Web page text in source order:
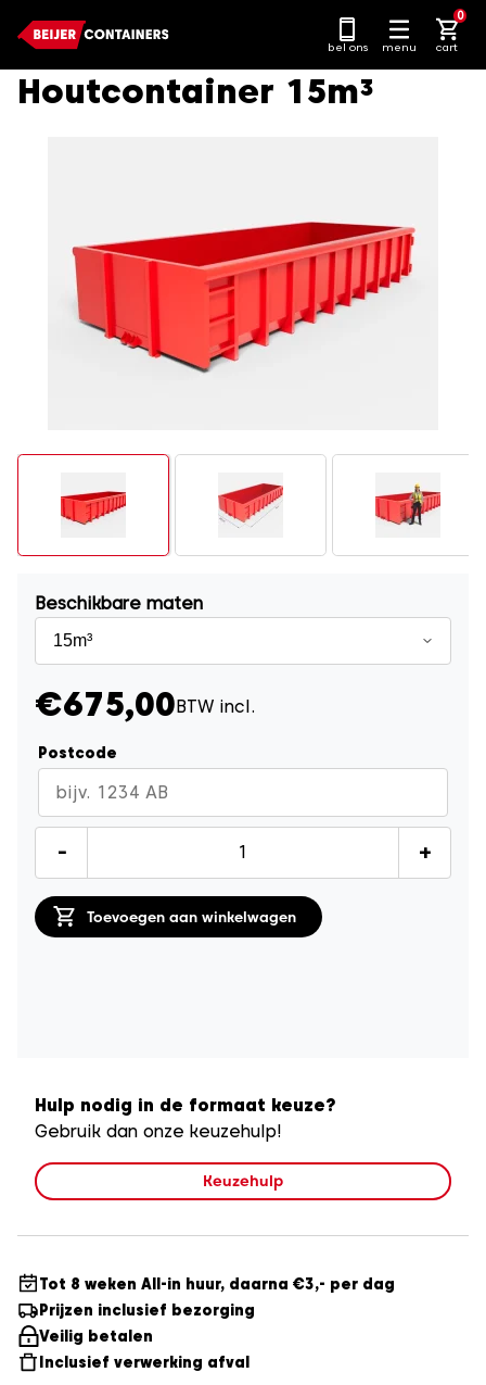
naar
content
bel ons menu cart
0
Houtcontainer 15m³
Beschikbare maten
€675,00BTW incl.
Postcode
- +
Toevoegen aan winkelwagen
Hulp nodig in de formaat keuze?
Gebruik dan onze keuzehulp!
Keuzehulp
Tot 8 weken All-in huur, daarna €3,- per dag
Prijzen inclusief bezorging
Veilig betalen
Inclusief verwerking afval